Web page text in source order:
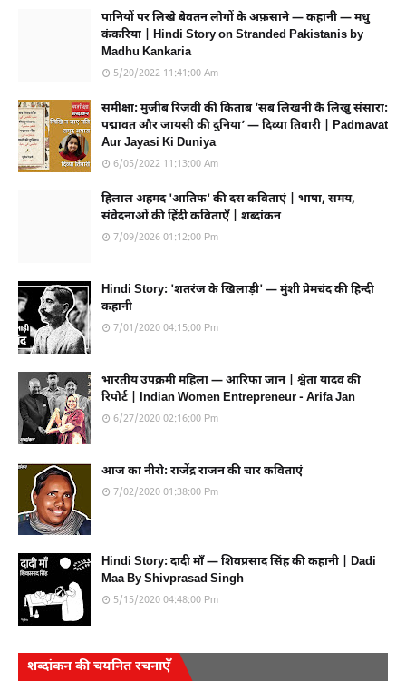
पानियों पर लिखे बेवतन लोगों के अफ़साने — कहानी — मधु
कंकरिया | Hindi Story on Stranded Pakistanis by
Madhu Kankaria
5/20/2022 11:41:00 Am
समीक्षा: मुजीब रिज़वी की किताब ‘सब लिखनी कै लिखु संसारा:
पद्मावत और जायसी की दुनिया’ — दिव्या तिवारी | Padmavat
Aur Jayasi Ki Duniya
6/05/2022 11:13:00 Am
हिलाल अहमद 'आतिफ' की दस कविताएं | भाषा, समय,
संवेदनाओं की हिंदी कविताएँ | शब्दांकन
7/09/2026 01:12:00 Pm
Hindi Story: 'शतरंज के खिलाड़ी' — मुंशी प्रेमचंद की हिन्दी
कहानी
7/01/2020 04:15:00 Pm
भारतीय उपक्रमी महिला — आरिफा जान | श्वेता यादव की
रिपोर्ट | Indian Women Entrepreneur - Arifa Jan
6/27/2020 02:16:00 Pm
आज का नीरो: राजेंद्र राजन की चार कविताएं
7/02/2020 01:38:00 Pm
Hindi Story: दादी माँ — शिवप्रसाद सिंह की कहानी | Dadi
Maa By Shivprasad Singh
5/15/2020 04:48:00 Pm
शब्दांकन की चयनित रचनाएँ